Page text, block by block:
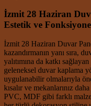
İzmit 28 Haziran
Estetik ve
İzmit 28 Haziran Duvar
kazandırmanın yanı sıra,
yalıtımına da katkı
geleneksel duvar kaplama
uygulanabilir olmalarıyla
kısalır ve mekanlarınız
PVC, MDF gibi farklı